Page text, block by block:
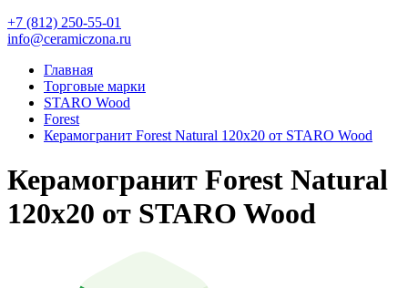
+7 (812) 250-55-01
info@ceramiczona.ru
Главная
Торговые марки
STARO Wood
Forest
Керамогранит Forest Natural 120x20 от STARO Wood
Керамогранит Forest Natural
120x20 от STARO Wood